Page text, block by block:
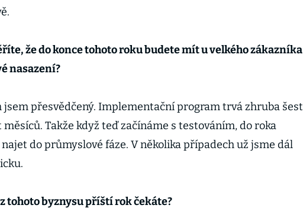
že do konce tohoto roku budete mít u velkého zákazníka
nasazení?
jsem přesvědčený. Implementační program trvá zhruba šest
měsíců. Takže když teď začínáme s testováním, do roka
do průmyslové fáze. V několika případech už jsme dál
tohoto byznysu příští rok čekáte?